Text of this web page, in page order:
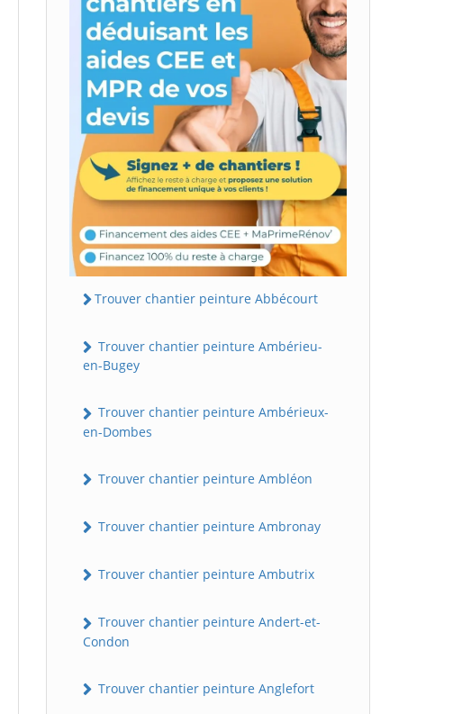
Trouver chantier peinture Abbécourt
Trouver chantier peinture Ambérieu-
en-Bugey
Trouver chantier peinture Ambérieux-
en-Dombes
Trouver chantier peinture Ambléon
Trouver chantier peinture Ambronay
Trouver chantier peinture Ambutrix
Trouver chantier peinture Andert-et-
Condon
Trouver chantier peinture Anglefort